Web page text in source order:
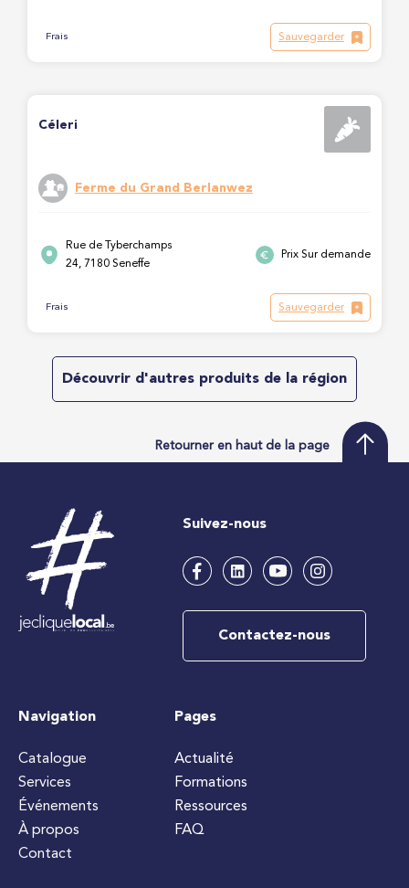
Frais Sauvegarder
Céleri
Ferme du Grand Berlanwez
Rue de Tyberchamps
24, 7180 Seneffe
Prix Sur demande
Frais Sauvegarder
Découvrir d'autres produits de la région
Retourner en haut de la page
Suivez-nous
Contactez-nous
Navigation
Catalogue
Services
Événements
À propos
Contact
Pages
Actualité
Formations
Ressources
FAQ